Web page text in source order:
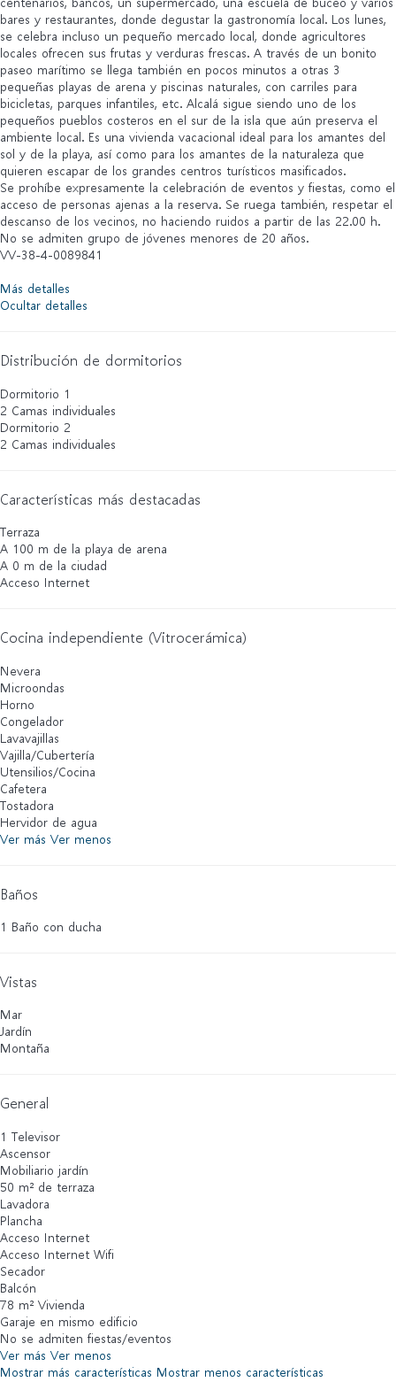
bares y restaurantes, donde degustar la gastronomía local. Los lunes,
se celebra incluso un pequeño mercado local, donde agricultores
locales ofrecen sus frutas y verduras frescas. A través de un bonito
paseo marítimo se llega también en pocos minutos a otras 3
pequeñas playas de arena y piscinas naturales, con carriles para
bicicletas, parques infantiles, etc. Alcalá sigue siendo uno de los
pequeños pueblos costeros en el sur de la isla que aún preserva el
ambiente local. Es una vivienda vacacional ideal para los amantes del
sol y de la playa, así como para los amantes de la naturaleza que
quieren escapar de los grandes centros turísticos masificados.
Se prohíbe expresamente la celebración de eventos y fiestas, como el
acceso de personas ajenas a la reserva. Se ruega también, respetar el
descanso de los vecinos, no haciendo ruidos a partir de las 22.00 h.
No se admiten grupo de jóvenes menores de 20 años.
VV-38-4-0089841
Más detalles
Ocultar detalles
Distribución de dormitorios
Dormitorio 1
2 Camas individuales
Dormitorio 2
2 Camas individuales
Características más destacadas
Terraza
A 100 m de la playa de arena
A 0 m de la ciudad
Acceso Internet
Cocina independiente (Vitrocerámica)
Nevera
Microondas
Horno
Congelador
Lavavajillas
Vajilla/Cubertería
Utensilios/Cocina
Cafetera
Tostadora
Hervidor de agua
Ver más Ver menos
Baños
1 Baño con ducha
Vistas
Mar
Jardín
Montaña
General
1 Televisor
Ascensor
Mobiliario jardín
50 m² de terraza
Lavadora
Plancha
Acceso Internet
Acceso Internet Wifi
Secador
Balcón
78 m² Vivienda
Garaje en mismo edificio
No se admiten fiestas/eventos
Ver más Ver menos
Mostrar más características Mostrar menos características